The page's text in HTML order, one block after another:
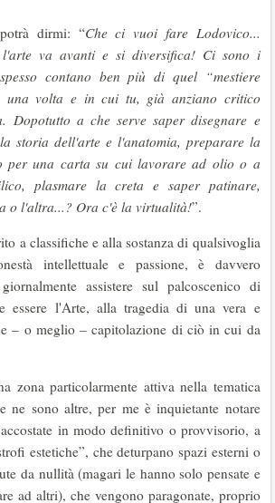
dirmi: “Che ci vuoi fare Lodovico...
va avanti e si diversifica! Ci sono i
contano ben più di quel “mestiere
una volta e in cui tu, già anziano critico
Dopotutto a che serve saper disegnare e
storia dell'arte e l'anatomia, preparare la
per una carta su cui lavorare ad olio o a
plasmare la creta e saper patinare,
o l'altra...? Ora c'è la virtualità!”.
a classifiche e alla sostanza di qualsivoglia
intellettuale e passione, è davvero
assistere sul palcoscenico di
essere l'Arte, alla tragedia di una vera e
– o meglio – capitolazione di ciò in cui da
zona particolarmente attiva nella tematica
ne sono altre, per me è inquietante notare
in modo definitivo o provvisorio, a
estetiche”, che deturpano spazi esterni o
da nullità (magari le hanno solo pensate e
ad altri), che vengono paragonate, proprio